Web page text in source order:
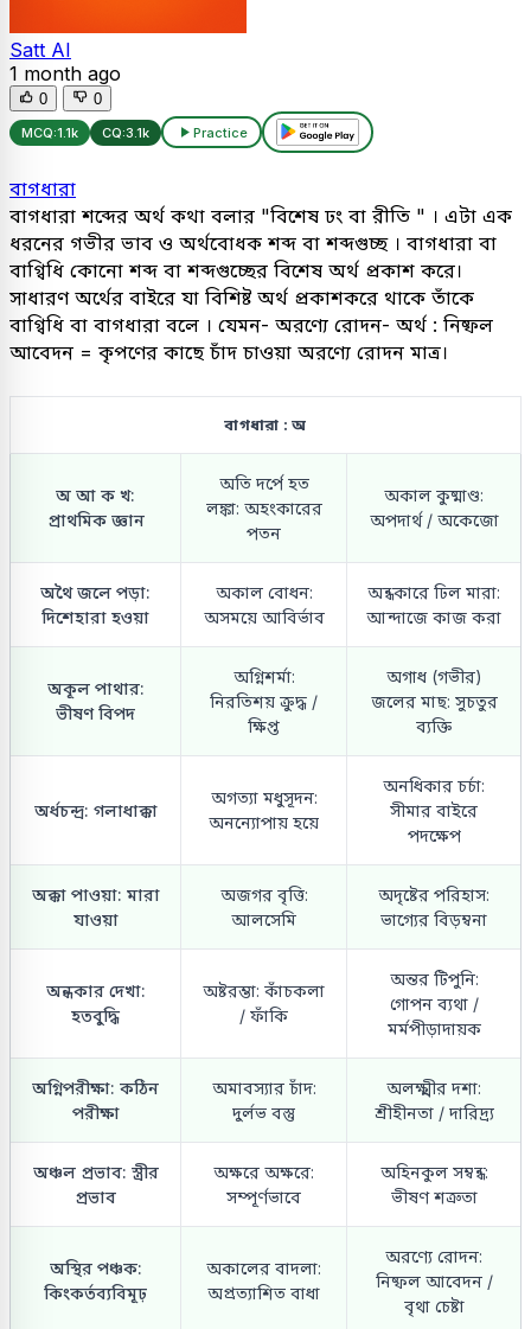
Satt AI
1 month ago
0 0
MCQ:1.1k CQ:3.1k Practice
বাগধারা
বাগধারা শব্দের অর্থ কথা বলার "বিশেষ ঢং বা রীতি " । এটা এক
ধরনের গভীর ভাব ও অর্থবোধক শব্দ বা শব্দগুচ্ছ । বাগধারা বা
বাগ্বিধি কোনো শব্দ বা শব্দগুচ্ছের বিশেষ অর্থ প্রকাশ করে।
সাধারণ অর্থের বাইরে যা বিশিষ্ট অর্থ প্রকাশকরে থাকে তাঁকে
বাগ্বিধি বা বাগধারা বলে । যেমন- অরণ্যে রোদন- অর্থ : নিষ্ফল
আবেদন = কৃপণের কাছে চাঁদ চাওয়া অরণ্যে রোদন মাত্র।
বাগধারা : অ
অ আ ক খ:
প্রাথমিক জ্ঞান
অতি দর্পে হত
লঙ্কা: অহংকারের
পতন
অকাল কুষ্মাণ্ড:
অপদার্থ / অকেজো
অথৈ জলে পড়া:
দিশেহারা হওয়া
অকাল বোধন:
অসময়ে আবির্ভাব
অন্ধকারে ঢিল মারা:
আন্দাজে কাজ করা
অকূল পাথার:
ভীষণ বিপদ
অগ্নিশর্মা:
নিরতিশয় ক্রুদ্ধ /
ক্ষিপ্ত
অগাধ (গভীর)
জলের মাছ: সুচতুর
ব্যক্তি
অর্ধচন্দ্র: গলাধাক্কা
অগত্যা মধুসূদন:
অনন্যোপায় হয়ে
অনধিকার চর্চা:
সীমার বাইরে
পদক্ষেপ
অক্কা পাওয়া: মারা
যাওয়া
অজগর বৃত্তি:
আলসেমি
অদৃষ্টের পরিহাস:
ভাগ্যের বিড়ম্বনা
অন্ধকার দেখা:
হতবুদ্ধি
অষ্টরম্ভা: কাঁচকলা
/ ফাঁকি
অন্তর টিপুনি:
গোপন ব্যথা /
মর্মপীড়াদায়ক
অগ্নিপরীক্ষা: কঠিন
পরীক্ষা
অমাবস্যার চাঁদ:
দুর্লভ বস্তু
অলক্ষ্মীর দশা:
শ্রীহীনতা / দারিদ্র্য
অঞ্চল প্রভাব: স্ত্রীর
প্রভাব
অক্ষরে অক্ষরে:
সম্পূর্ণভাবে
অহিনকুল সম্বন্ধ:
ভীষণ শত্রুতা
অস্থির পঞ্চক:
কিংকর্তব্যবিমূঢ়
অকালের বাদলা:
অপ্রত্যাশিত বাধা
অরণ্যে রোদন:
নিষ্ফল আবেদন /
বৃথা চেষ্টা